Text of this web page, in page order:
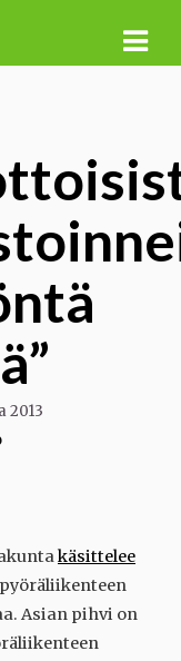
2013
käsittelee
Asian pihvi on